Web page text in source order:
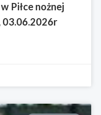
Piłce nożnej
03.06.2026r